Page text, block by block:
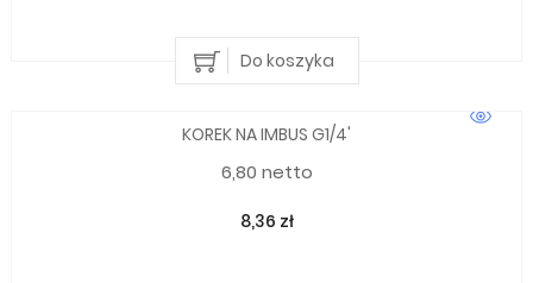
Do koszyka
KOREK NA IMBUS G1/4'
6,80 netto
8,36 zł